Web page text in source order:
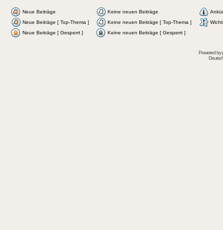
Neue Beiträge Keine neuen Beiträge
Neue Beiträge [ Top-Thema ]
Keine neuen Beiträge [ Top-Thema ]
Neue Beiträge [ Gesperrt ]
Keine neuen Beiträge [ Gesperrt ]
Powered by